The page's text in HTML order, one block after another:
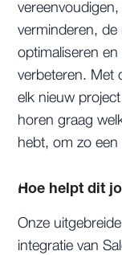
verminderen,
optimaliseren
verbeteren. Met
elk nieuw
horen graag
hebt, om zo
Hoe helpt dit
Onze
integratie van